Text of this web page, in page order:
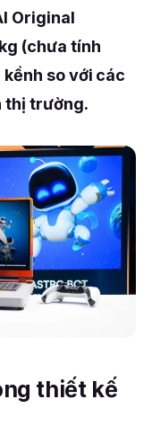
Original
(chưa tính
so với các
thị trường.
thiết kế